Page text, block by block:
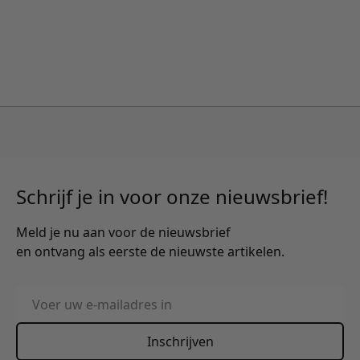
Schrijf je in voor onze nieuwsbrief!
Meld je nu aan voor de nieuwsbrief
en ontvang als eerste de nieuwste artikelen.
E-mailadres
Inschrijven